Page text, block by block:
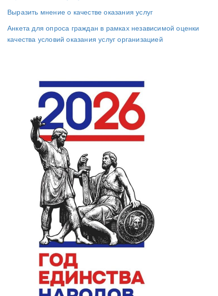
Выразить мнение о качестве оказания услуг
Анкета для опроса граждан в рамках независимой оценки
качества условий оказания услуг организацией